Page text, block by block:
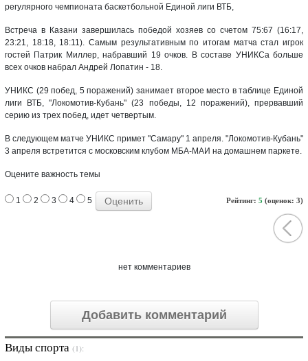
регулярного чемпионата баскетбольной Единой лиги ВТБ,
Встреча в Казани завершилась победой хозяев со счетом 75:67 (16:17,
23:21, 18:18, 18:11). Самым результативным по итогам матча стал игрок
гостей Патрик Миллер, набравший 19 очков. В составе УНИКСа больше
всех очков набрал Андрей Лопатин - 18.
УНИКС (29 побед, 5 поражений) занимает второе место в таблице Единой
лиги ВТБ, "Локомотив-Кубань" (23 победы, 12 поражений), прервавший
серию из трех побед, идет четвертым.
В следующем матче УНИКС примет "Самару" 1 апреля. "Локомотив-Кубань"
3 апреля встретится с московским клубом МБА-МАИ на домашнем паркете.
Оцените важность темы
Рейтинг: 5 (оценок: 3)
1 2 3 4 5
нет комментариев
Добавить комментарий
Виды спорта (1):